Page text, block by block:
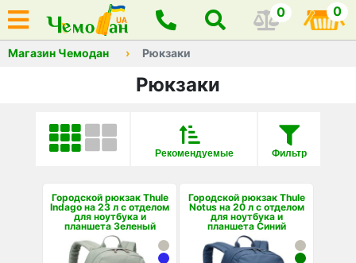
0 0
Магазин Чемодан Рюкзаки
Рюкзаки
Фильтр
Рекомендуемые
Городской рюкзак Thule
Indago на 23 л с отделом
для ноутбука и
планшета Зеленый
Городской рюкзак Thule
Notus на 20 л с отделом
для ноутбука и
планшета Синий